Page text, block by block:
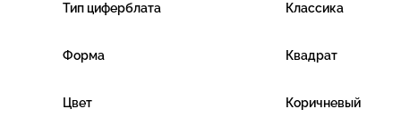
Тип циферблата Классика
Форма Квадрат
Цвет Коричневый